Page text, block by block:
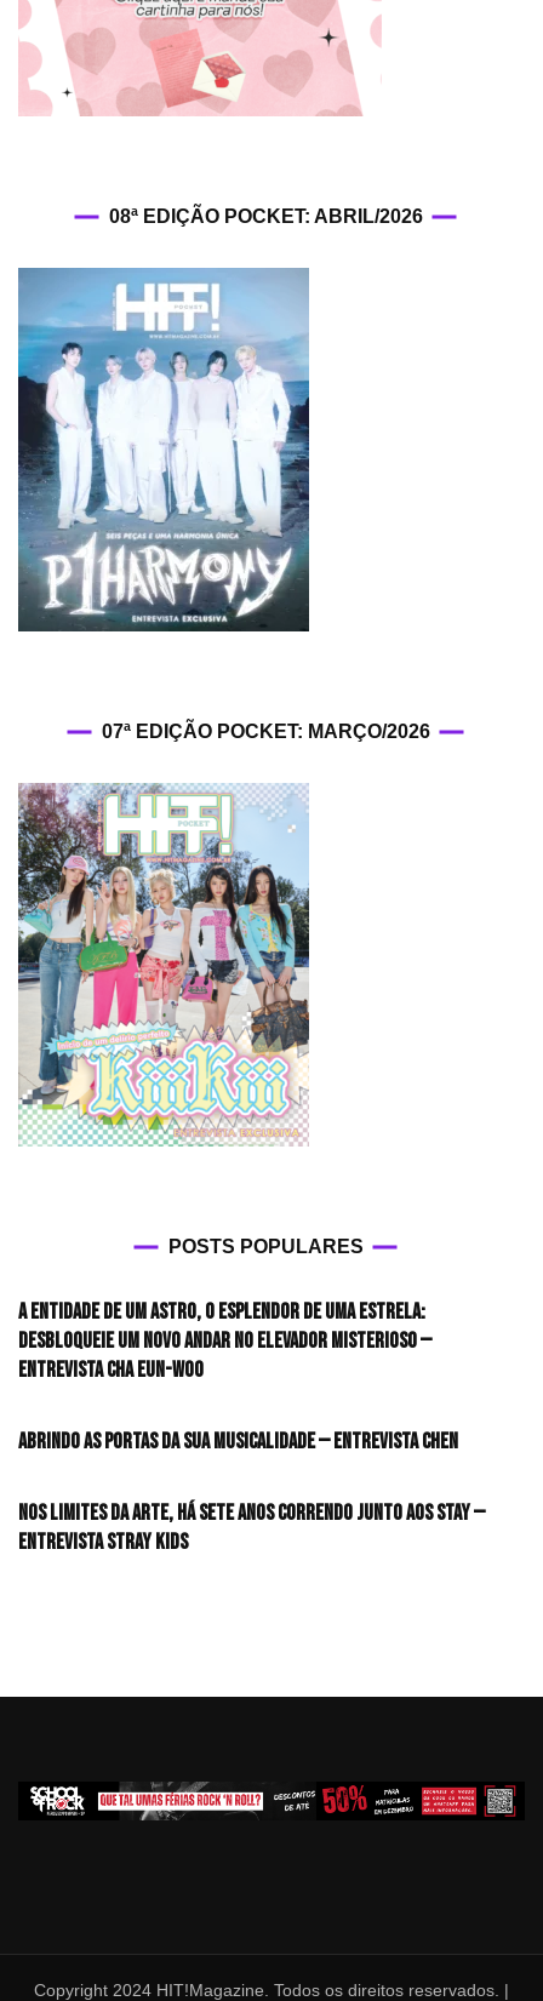
08ª EDIÇÃO POCKET: ABRIL/2026
07ª EDIÇÃO POCKET: MARÇO/2026
POSTS POPULARES
A entidade de um astro, o esplendor de uma estrela:
desbloqueie um novo andar no elevador misterioso —
Entrevista CHA EUN-WOO
Abrindo as portas da sua musicalidade — Entrevista CHEN
Nos limites da arte, há sete anos correndo junto aos STAY —
Entrevista Stray Kids
Copyright 2024 HIT!Magazine. Todos os direitos reservados. |